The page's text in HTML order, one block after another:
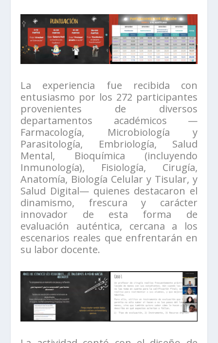
La experiencia fue recibida con
entusiasmo por los 272 participantes
provenientes de diversos
departamentos académicos —
Farmacología, Microbiología y
Parasitología, Embriología, Salud
Mental, Bioquímica (incluyendo
Inmunología), Fisiología, Cirugía,
Anatomía, Biología Celular y Tisular, y
Salud Digital— quienes destacaron el
dinamismo, frescura y carácter
innovador de esta forma de
evaluación auténtica, cercana a los
escenarios reales que enfrentarán en
su labor docente.